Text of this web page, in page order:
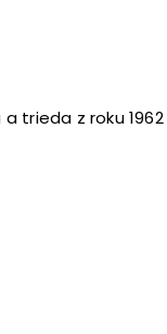
trieda z roku 1962